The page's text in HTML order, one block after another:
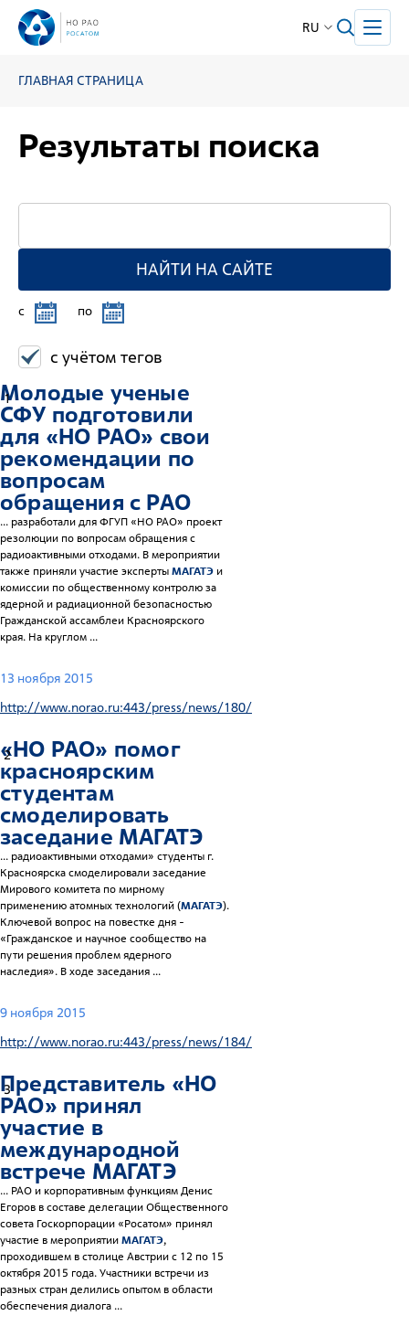
RU
ГЛАВНАЯ СТРАНИЦА
Результаты поиска
НАЙТИ НА САЙТЕ
c по
с учётом тегов
1
Молодые ученые
СФУ подготовили
для «НО РАО» свои
рекомендации по
вопросам
обращения с РАО
... разработали для ФГУП «НО РАО» проект
резолюции по вопросам обращения с
радиоактивными отходами. В мероприятии
также приняли участие экспертыМАГАТЭ и
комиссии по общественному контролю за
ядерной и радиационной безопасностью
Гражданской ассамблеи Красноярского
края. На круглом ...
13 ноября 2015
http://www.norao.ru:443/press/news/180/
2
«НО РАО» помог
красноярским
студентам
смоделировать
заседание МАГАТЭ
... радиоактивными отходами» студенты г.
Красноярска смоделировали заседание
Мирового комитета по мирному
применению атомных технологий (МАГАТЭ).
Ключевой вопрос на повестке дня -
«Гражданское и научное сообщество на
пути решения проблем ядерного
наследия». В ходе заседания ...
9 ноября 2015
http://www.norao.ru:443/press/news/184/
3
Представитель «НО
РАО» принял
участие в
международной
встрече МАГАТЭ
... РАО и корпоративным функциям Денис
Егоров в составе делегации Общественного
совета Госкорпорации «Росатом» принял
участие в мероприятииМАГАТЭ,
проходившем в столице Австрии с 12 по 15
октября 2015 года. Участники встречи из
разных стран делились опытом в области
обеспечения диалога ...